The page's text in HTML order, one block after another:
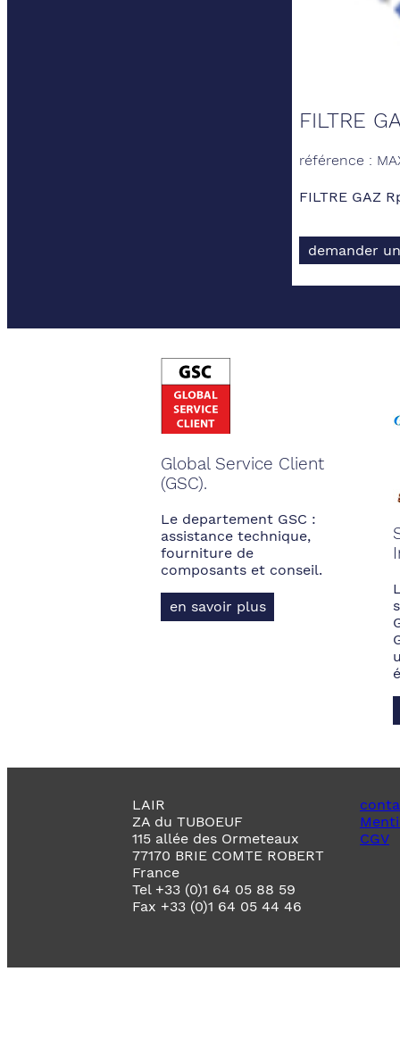
FILTRE
référence :
FILTRE GAZ
demander
Global Service Client
(GSC).
Le departement GSC :
assistance technique,
fourniture de
composants et conseil.
en savoir plus
LAIR
ZA du TUBOEUF
115 allée des Ormeteaux
77170 BRIE COMTE ROBERT
France
Tel +33 (0)1 64 05 88 59
Fax +33 (0)1 64 05 44 46
CGV